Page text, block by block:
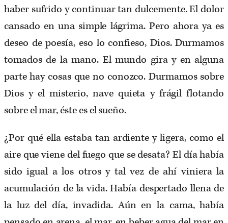
haber sufrido y continuar tan dulcemente. El dolor
cansado en una simple lágrima. Pero ahora ya es
deseo de poesía, eso lo confieso, Dios. Durmamos
tomados de la mano. El mundo gira y en alguna
parte hay cosas que no conozco. Durmamos sobre
Dios y el misterio, nave quieta y frágil flotando
sobre el mar, éste es el sueño.
¿Por qué ella estaba tan ardiente y ligera, como el
aire que viene del fuego que se desata? El día había
sido igual a los otros y tal vez de ahí viniera la
acumulación de la vida. Había despertado llena de
la luz del día, invadida. Aún en la cama, había